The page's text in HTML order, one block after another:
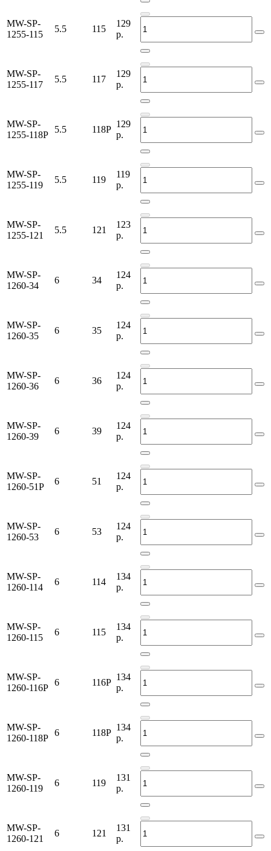
MW-SP-
1255-115
5.5 115
129
р.
MW-SP-
1255-117
5.5 117
129
р.
MW-SP-
1255-118P
5.5 118P
129
р.
MW-SP-
1255-119
5.5 119
119
р.
MW-SP-
1255-121
5.5 121
123
р.
MW-SP-
1260-34
6 34
124
р.
MW-SP-
1260-35
6 35
124
р.
MW-SP-
1260-36
6 36
124
р.
MW-SP-
1260-39
6 39
124
р.
MW-SP-
1260-51P
6 51
124
р.
MW-SP-
1260-53
6 53
124
р.
MW-SP-
1260-114
6 114
134
р.
MW-SP-
1260-115
6 115
134
р.
MW-SP-
1260-116P
6 116P
134
р.
MW-SP-
1260-118P
6 118P
134
р.
MW-SP-
1260-119
6 119
131
р.
MW-SP-
1260-121
6 121
131
р.